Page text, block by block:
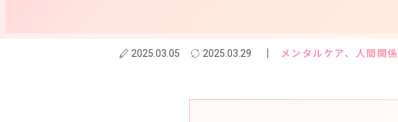
2025.03.05 2025.03.29 メンタルケア、人間関係